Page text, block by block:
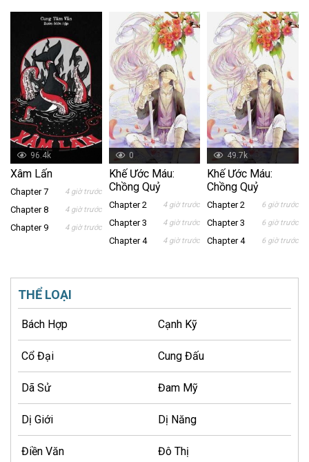
96.4k
Xâm Lấn
Chapter 7 4 giờ trước
Chapter 8 4 giờ trước
Chapter 9 4 giờ trước
0
Khế Ước Máu:
Chồng Quỷ
Chapter 2 4 giờ trước
Chapter 3 4 giờ trước
Chapter 4 4 giờ trước
49.7k
Khế Ước Máu:
Chồng Quỷ
Chapter 2 6 giờ trước
Chapter 3 6 giờ trước
Chapter 4 6 giờ trước
THỂ LOẠI
Bách Hợp Cạnh Kỹ
Cổ Đại Cung Đấu
Dã Sử Đam Mỹ
Dị Giới Dị Năng
Điền Văn Đô Thị